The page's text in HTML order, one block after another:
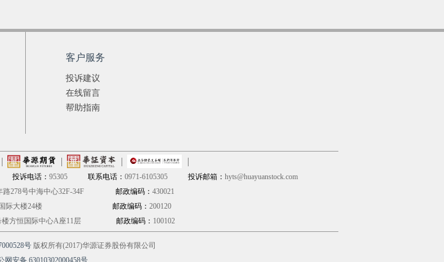
客户服务
投诉建议
在线留言
帮助指南
投诉电话： 95305 联系电话： 0971-6105305 投诉邮箱： hyts@huayuanstock.com
路278号中海中心32F-34F 邮政编码： 430021
震旦国际大楼24楼 邮政编码： 200120
楼方恒国际中心A座11层 邮政编码： 100102
号版权所有(2017)华源证券股份有限公司
网安备 63010302000458号